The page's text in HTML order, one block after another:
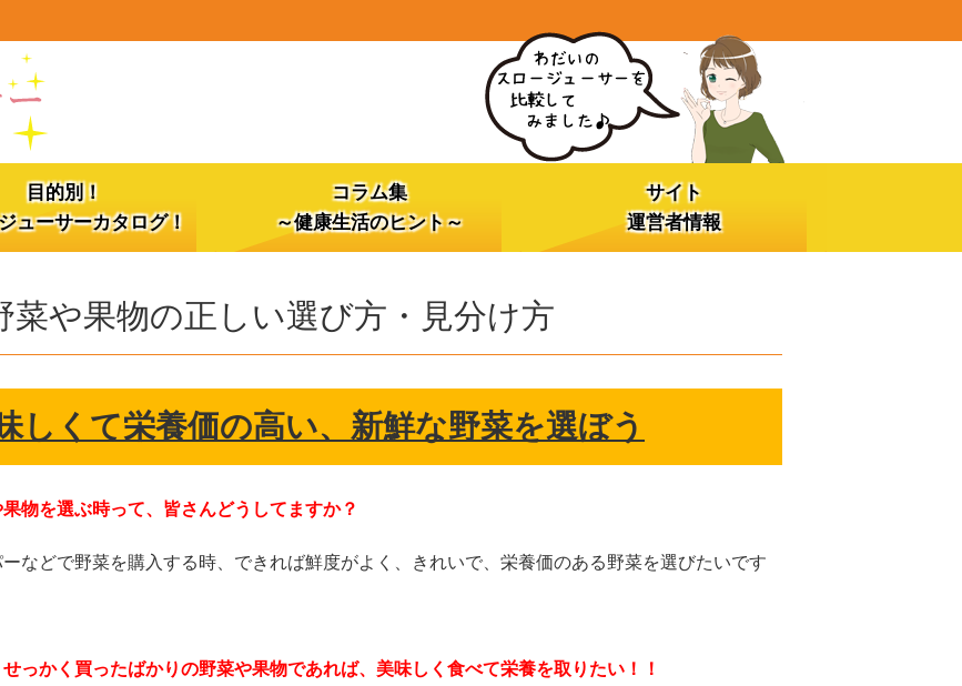
目的別！
ューサーカタログ！
コラム集
～健康生活のヒント～
サイト
運営者情報
菜や果物の正しい選び方・見分け方
しくて栄養価の高い、新鮮な野菜を選ぼう
物を選ぶ時って、皆さんどうしてますか？
ーなどで野菜を購入する時、できれば鮮度がよく、きれいで、栄養価のある野菜を選びたいです
っかく買ったばかりの野菜や果物であれば、美味しく食べて栄養を取りたい！！